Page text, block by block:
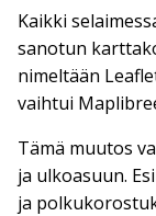
Kaikki
sanotun
nimeltään
vaihtui
Tämä muutos
ja ulkoasuun.
ja